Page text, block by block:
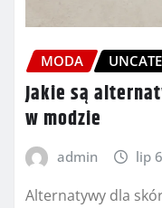
MODA
Jakie są
w modzie
admin lip
Alternatywy dla